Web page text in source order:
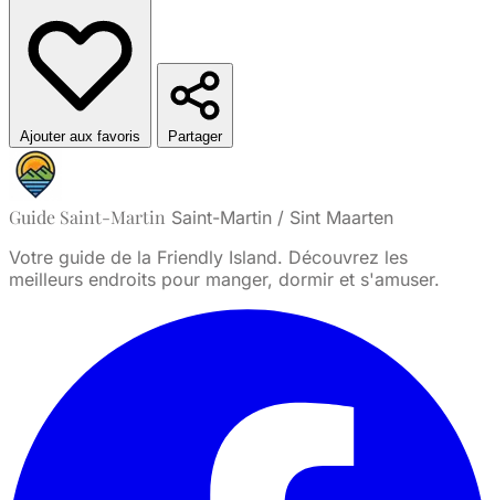
Ajouter aux favoris Partager
Guide Saint-Martin Saint-Martin / Sint Maarten
Votre guide de la Friendly Island. Découvrez les
meilleurs endroits pour manger, dormir et s'amuser.